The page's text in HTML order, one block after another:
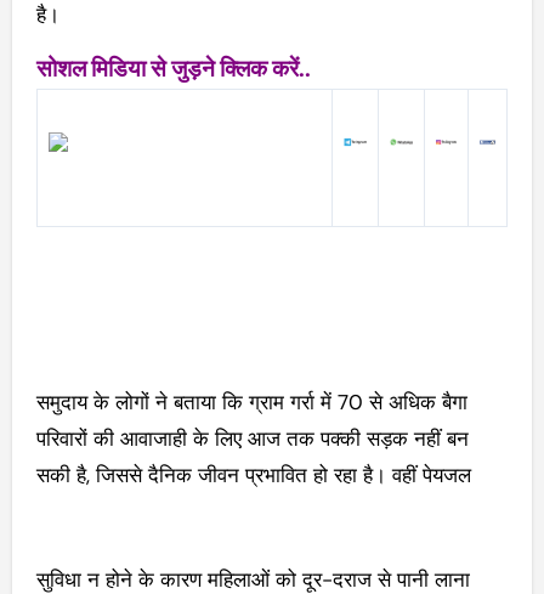
है।
सोशल मिडिया से जुड़ने क्लिक करें..
समुदाय के लोगों ने बताया कि ग्राम गर्रा में 70 से अधिक बैगा
परिवारों की आवाजाही के लिए आज तक पक्की सड़क नहीं बन
सकी है, जिससे दैनिक जीवन प्रभावित हो रहा है। वहीं पेयजल
सुविधा न होने के कारण महिलाओं को दूर-दराज से पानी लाना